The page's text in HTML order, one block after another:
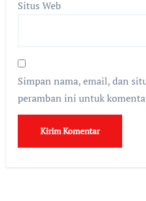
Situs Web
Simpan nama, email, dan
peramban ini untuk